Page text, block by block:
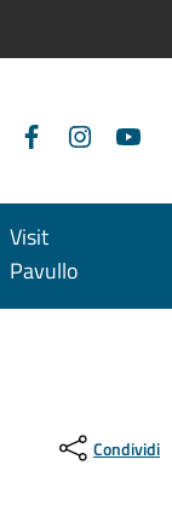
FacebookInstagram
Visit
Pavullo
Condividi